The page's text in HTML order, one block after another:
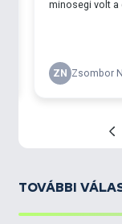
valamint egy
- a nadrág
TOVÁBBI